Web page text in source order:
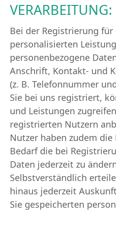
VERARBEITUNG:
Bei der Registrierung
personalisierten
personenbezogene
Anschrift, Kontakt- und
(z. B. Telefonnummer
Sie bei uns registriert,
und Leistungen
registrierten Nutzern
Nutzer haben zudem
Bedarf die bei
Daten jederzeit zu
Selbstverständlich
hinaus jederzeit
Sie gespeicherten